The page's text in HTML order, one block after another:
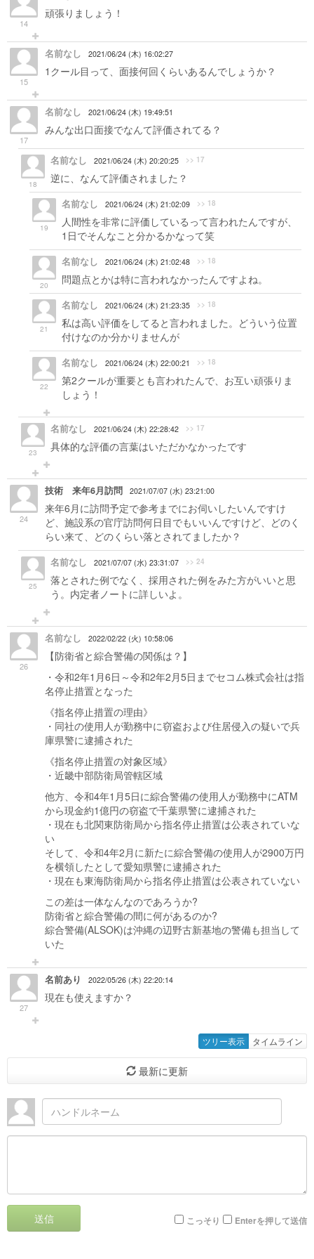
14
頑張りましょう！
15
名前なし 2021/06/24 (木) 16:02:27
1クール目って、面接何回くらいあるんでしょうか？
17
名前なし 2021/06/24 (木) 19:49:51
みんな出口面接でなんて評価されてる？
18
名前なし 2021/06/24 (木) 20:20:25 >> 17
逆に、なんて評価されました？
19
名前なし 2021/06/24 (木) 21:02:09 >> 18
人間性を非常に評価しているって言われたんですが、
1日でそんなこと分かるかなって笑
20
名前なし 2021/06/24 (木) 21:02:48 >> 18
問題点とかは特に言われなかったんですよね。
21
名前なし 2021/06/24 (木) 21:23:35 >> 18
私は高い評価をしてると言われました。どういう位置
付けなのか分かりませんが
22
名前なし 2021/06/24 (木) 22:00:21 >> 18
第2クールが重要とも言われたんで、お互い頑張りま
しょう！
23
名前なし 2021/06/24 (木) 22:28:42 >> 17
具体的な評価の言葉はいただかなかったです
24
技術 来年6月訪問 2021/07/07 (水) 23:21:00
来年6月に訪問予定で参考までにお伺いしたいんですけ
ど、施設系の官庁訪問何日目でもいいんですけど、どのく
らい来て、どのくらい落とされてましたか？
25
名前なし 2021/07/07 (水) 23:31:07 >> 24
落とされた例でなく、採用された例をみた方がいいと思
う。内定者ノートに詳しいよ。
26
名前なし 2022/02/22 (火) 10:58:06
【防衛省と綜合警備の関係は？】
・令和2年1月6日～令和2年2月5日までセコム株式会社は指
名停止措置となった
《指名停止措置の理由》
・同社の使用人が勤務中に窃盗および住居侵入の疑いで兵
庫県警に逮捕された
《指名停止措置の対象区域》
・近畿中部防衛局管轄区域
他方、令和4年1月5日に綜合警備の使用人が勤務中にATM
から現金約1億円の窃盗で千葉県警に逮捕された
・現在も北関東防衛局から指名停止措置は公表されていな
い
そして、令和4年2月に新たに綜合警備の使用人が2900万円
を横領したとして愛知県警に逮捕された
・現在も東海防衛局から指名停止措置は公表されていない
この差は一体なんなのであろうか?
防衛省と綜合警備の間に何があるのか?
綜合警備(ALSOK)は沖縄の辺野古新基地の警備も担当して
いた
27
名前あり 2022/05/26 (木) 22:20:14
現在も使えますか？
ツリー表示 タイムライン
最新に更新
送信 こっそり Enterを押して送信